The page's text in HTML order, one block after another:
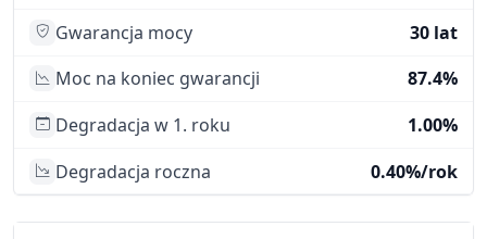
Gwarancja mocy
30 lat
Moc na koniec gwarancji
87.4%
Degradacja w 1. roku
1.00%
Degradacja roczna
0.40%/rok